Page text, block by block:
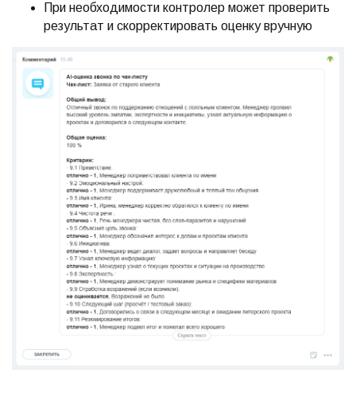
При необходимости контролер может проверить
результат и скорректировать оценку вручную